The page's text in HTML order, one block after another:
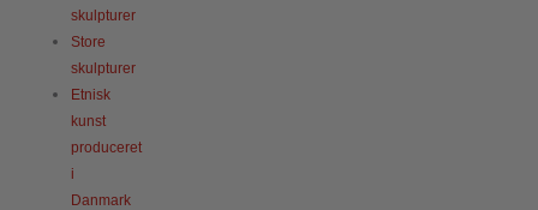
skulpturer
Store
skulpturer
Etnisk
kunst
produceret
i
Danmark